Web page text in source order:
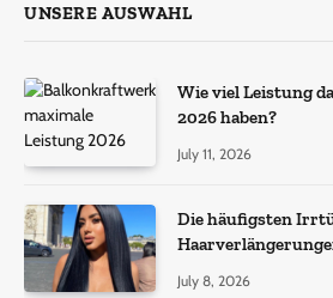
UNSERE AUSWAHL
Wie viel Leistung
2026 haben?
July 11, 2026
Die häufigsten
July 8, 2026